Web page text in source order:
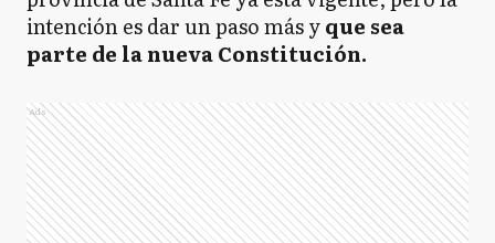
intención es dar un paso más yque sea
parte de la nueva Constitución.
Ads